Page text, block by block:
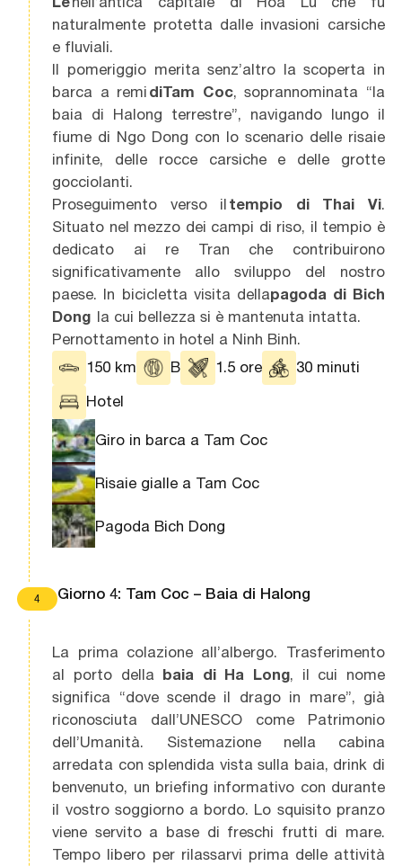
naturalmente protetta dalle invasioni carsiche
e fluviali.
Il pomeriggio merita senz’altro la scoperta in
barca a remi di Tam Coc, soprannominata “la
baia di Halong terrestre”, navigando lungo il
fiume di Ngo Dong con lo scenario delle risaie
infinite, delle rocce carsiche e delle grotte
gocciolanti.
Proseguimento verso il tempio di Thai Vi.
Situato nel mezzo dei campi di riso, il tempio è
dedicato ai re Tran che contribuirono
significativamente allo sviluppo del nostro
paese. In bicicletta visita dellapagoda di Bich
Dong la cui bellezza si è mantenuta intatta.
Pernottamento in hotel a Ninh Binh.
150 km
B 1.5 ore
30 minuti
Hotel
Giro in barca a Tam Coc
Risaie gialle a Tam Coc
Pagoda Bich Dong
4 Giorno 4: Tam Coc – Baia di Halong
La prima colazione all’albergo. Trasferimento
al porto della baia di Ha Long, il cui nome
significa “dove scende il drago in mare”, già
riconosciuta dall’UNESCO come Patrimonio
dell’Umanità. Sistemazione nella cabina
arredata con splendida vista sulla baia, drink di
benvenuto, un briefing informativo con durante
il vostro soggiorno a bordo. Lo squisito pranzo
viene servito a base di freschi frutti di mare.
Tempo libero per rilassarvi prima delle attività